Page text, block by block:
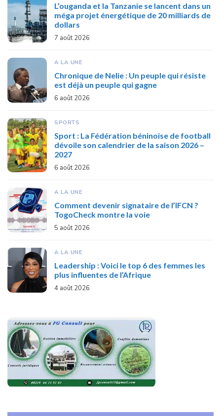
L’ouganda et la Tanzanie se lancent dans un
méga projet énergétique de 20 milliards de
dollars
7 août 2026
A LA UNE
Chronique de Nelie : Un peuple qui résiste
est déjà un peuple qui gagne
6 août 2026
SPORTS
Sport : La Fédération béninoise de football
dévoile son calendrier de la saison 2026 –
2027
6 août 2026
A LA UNE
Comment devenir signataire de l’IFCN ?
TogoCheck montre la voie
5 août 2026
A LA UNE
Leadership : Voici le top 6 des femmes les
plus influentes de l’Afrique
4 août 2026